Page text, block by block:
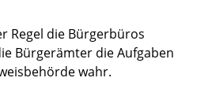
Regel die Bürgerbüros
Bürgerämter die Aufgaben
wahr.